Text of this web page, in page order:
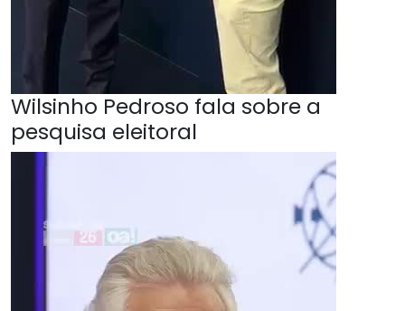
Wilsinho Pedroso fala sobre a
pesquisa eleitoral